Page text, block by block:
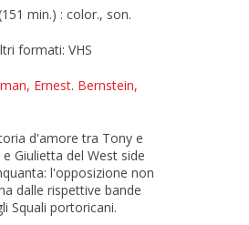
min.) : color., son.
formati: VHS
Ernest. Bernstein,
d'amore tra Tony e
Giulietta del West side
l'opposizione non
dalle rispettive bande
Squali portoricani.